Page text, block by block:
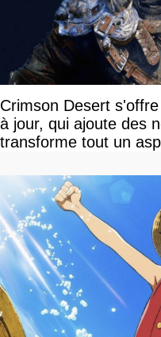
Crimson Desert
à jour, qui ajoute des
transforme tout un